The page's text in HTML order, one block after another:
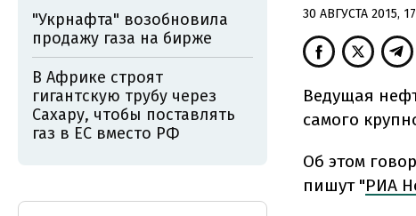
30 АВГУСТА 2015,
Ведущая
самого
Об этом
пишут "РИА
"Укрнафта" возобновила
продажу газа на бирже
В Африке строят
гигантскую трубу через
Сахару, чтобы поставлять
газ в ЕС вместо РФ